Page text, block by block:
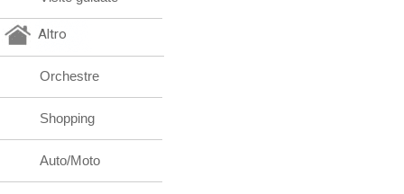
Altro
Orchestre
Shopping
Auto/Moto